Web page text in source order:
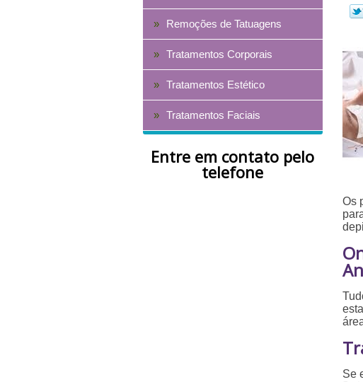
Remoções de Tatuagens
Tratamentos Corporais
Tratamentos Estético
Tratamentos Faciais
Entre em contato pelo
telefone
Os
Se